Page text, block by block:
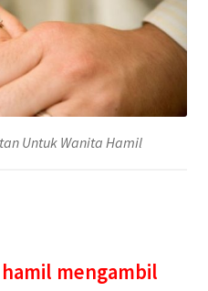
Untuk Wanita Hamil
mengambil